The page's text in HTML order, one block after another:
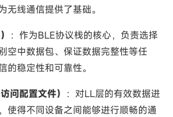
无线通信提供了基础。
：作为BLE协议栈的核心，负责选择
空中数据包、保证数据完整性等任
的稳定性和可靠性。
问配置文件） ：对LL层的有效数据进
使得不同设备之间能够进行顺畅的通